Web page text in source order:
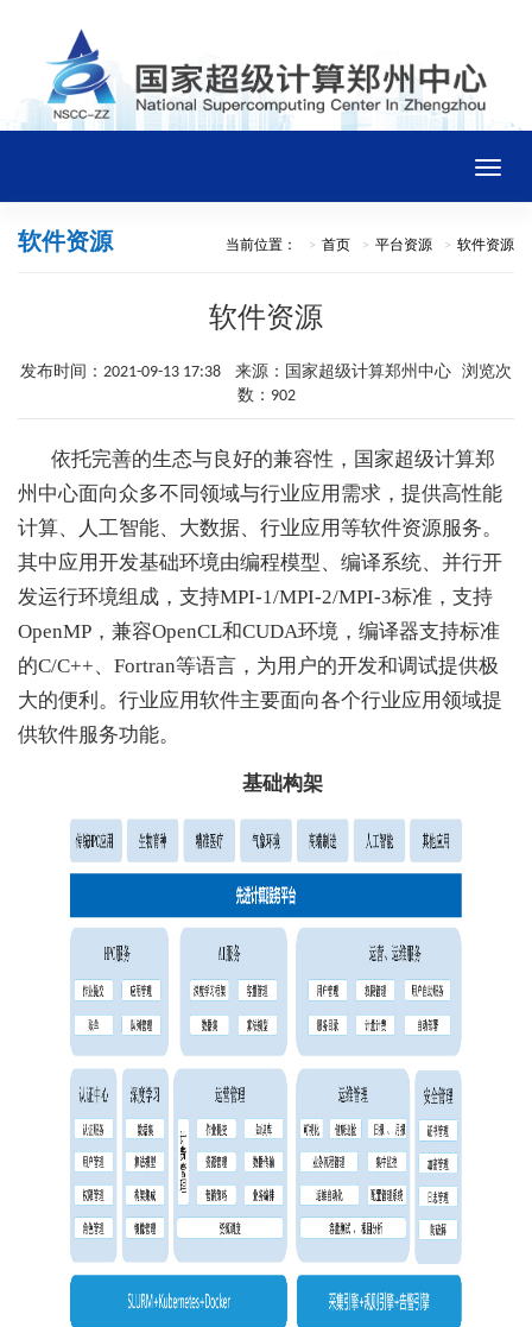
Toggle
首页
平台资源
解决方案
用户中心
科学研究
党的建设
软件资源 当前位置： 首页 平台资源 软件资源
软件资源
发布时间：2021-09-13 17:38 来源：国家超级计算郑州中心 浏览次
数：902
依托完善的生态与良好的兼容性，国家超级计算郑
州中心面向众多不同领域与行业应用需求，提供高性能
计算、人工智能、大数据、行业应用等软件资源服务。
其中应用开发基础环境由编程模型、编译系统、并行开
发运行环境组成，支持MPI-1/MPI-2/MPI-3标准，支持
OpenMP，兼容OpenCL和CUDA环境，编译器支持标准
的C/C++、Fortran等语言，为用户的开发和调试提供极
大的便利。行业应用软件主要面向各个行业应用领域提
供软件服务功能。
基础构架